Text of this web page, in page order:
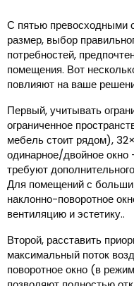
С пятью превосходными
размер, выбор
потребностей,
помещения. Вот
повлияют на ваше
Первый, учитывать
ограниченное
мебель стоит рядом),
одинарное/двойное окно
требуют
Для помещений с
наклонно-поворотное
вентиляцию и эстетику..
Второй, расставить
максимальный поток
поворотное окно (в